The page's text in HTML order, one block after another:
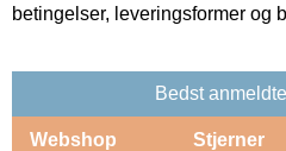
betingelser, leveringsformer og
Bedst
Webshop Stjerner